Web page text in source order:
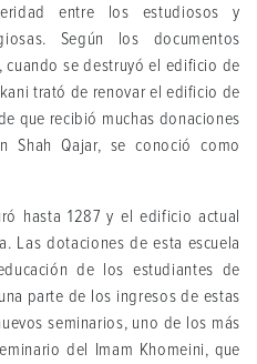
entre los estudiosos y
Según los documentos
cuando se destruyó el edificio de
trató de renovar el edificio de
que recibió muchas donaciones
Shah Qajar, se conoció como
hasta 1287 y el edificio actual
Las dotaciones de esta escuela
de los estudiantes de
parte de los ingresos de estas
seminarios, uno de los más
del Imam Khomeini, que